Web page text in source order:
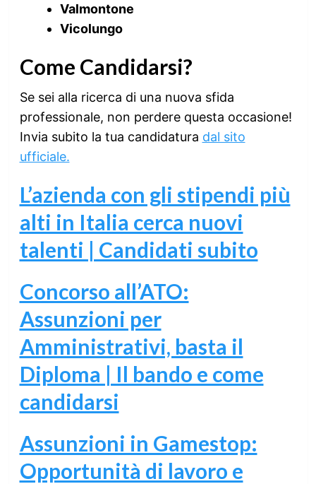
Valmontone
Vicolungo
Come Candidarsi?
Se sei alla ricerca di una nuova sfida
professionale, non perdere questa occasione!
Invia subito la tua candidatura dal sito
ufficiale.
L’azienda con gli stipendi più
alti in Italia cerca nuovi
talenti | Candidati subito
Concorso all’ATO:
Assunzioni per
Amministrativi, basta il
Diploma | Il bando e come
candidarsi
Assunzioni in Gamestop:
Opportunità di lavoro e